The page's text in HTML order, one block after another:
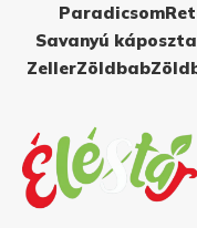
Paradicsom
Savanyú káposzta
ZellerZöldbab